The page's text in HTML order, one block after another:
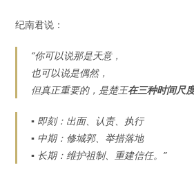
纪南君说：
“你可以说那是天意，
也可以说是偶然，
但真正重要的，是楚王在三种时间尺
▪ 即刻：出面、认责、执行
▪ 中期：修城郭、举措落地
▪ 长期：维护祖制、重建信任。”